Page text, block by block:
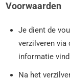
Voorwaarden
Je dient de
verzilveren via
informatie
Na het